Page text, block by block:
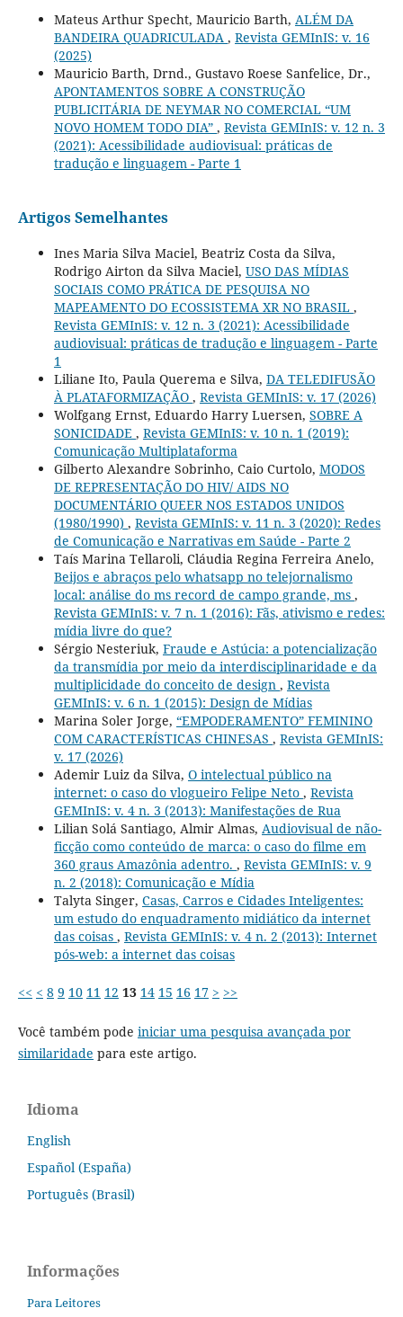
Mateus Arthur Specht, Mauricio Barth, ALÉM DA
BANDEIRA QUADRICULADA , Revista GEMInIS: v. 16
(2025)
Mauricio Barth, Drnd., Gustavo Roese Sanfelice, Dr.,
APONTAMENTOS SOBRE A CONSTRUÇÃO
PUBLICITÁRIA DE NEYMAR NO COMERCIAL “UM
NOVO HOMEM TODO DIA” , Revista GEMInIS: v. 12 n. 3
(2021): Acessibilidade audiovisual: práticas de
tradução e linguagem - Parte 1
Artigos Semelhantes
Ines Maria Silva Maciel, Beatriz Costa da Silva,
Rodrigo Airton da Silva Maciel, USO DAS MÍDIAS
SOCIAIS COMO PRÁTICA DE PESQUISA NO
MAPEAMENTO DO ECOSSISTEMA XR NO BRASIL ,
Revista GEMInIS: v. 12 n. 3 (2021): Acessibilidade
audiovisual: práticas de tradução e linguagem - Parte
1
Liliane Ito, Paula Querema e Silva, DA TELEDIFUSÃO
À PLATAFORMIZAÇÃO , Revista GEMInIS: v. 17 (2026)
Wolfgang Ernst, Eduardo Harry Luersen, SOBRE A
SONICIDADE , Revista GEMInIS: v. 10 n. 1 (2019):
Comunicação Multiplataforma
Gilberto Alexandre Sobrinho, Caio Curtolo, MODOS
DE REPRESENTAÇÃO DO HIV/ AIDS NO
DOCUMENTÁRIO QUEER NOS ESTADOS UNIDOS
(1980/1990) , Revista GEMInIS: v. 11 n. 3 (2020): Redes
de Comunicação e Narrativas em Saúde - Parte 2
Taís Marina Tellaroli, Cláudia Regina Ferreira Anelo,
Beijos e abraços pelo whatsapp no telejornalismo
local: análise do ms record de campo grande, ms ,
Revista GEMInIS: v. 7 n. 1 (2016): Fãs, ativismo e redes:
mídia livre do que?
Sérgio Nesteriuk, Fraude e Astúcia: a potencialização
da transmídia por meio da interdisciplinaridade e da
multiplicidade do conceito de design , Revista
GEMInIS: v. 6 n. 1 (2015): Design de Mídias
Marina Soler Jorge, “EMPODERAMENTO” FEMININO
COM CARACTERÍSTICAS CHINESAS , Revista GEMInIS:
v. 17 (2026)
Ademir Luiz da Silva, O intelectual público na
internet: o caso do vlogueiro Felipe Neto , Revista
GEMInIS: v. 4 n. 3 (2013): Manifestações de Rua
Lilian Solá Santiago, Almir Almas, Audiovisual de não-
ficção como conteúdo de marca: o caso do filme em
360 graus Amazônia adentro. , Revista GEMInIS: v. 9
n. 2 (2018): Comunicação e Mídia
Talyta Singer, Casas, Carros e Cidades Inteligentes:
um estudo do enquadramento midiático da internet
das coisas , Revista GEMInIS: v. 4 n. 2 (2013): Internet
pós-web: a internet das coisas
<< < 8 9 10 11 12 13 14 15 16 17 > >>
Você também pode iniciar uma pesquisa avançada por
similaridade para este artigo.
Idioma
English
Español (España)
Português (Brasil)
Informações
Para Leitores